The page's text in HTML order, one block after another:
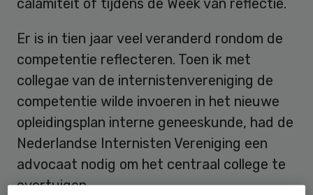
calamiteit of tijdens de Week van reflectie.
Er is in tien jaar veel veranderd rondom de
competentie reflecteren. Toen ik met
collegae van de internistenvereniging de
competentie wilde invoeren in het nieuwe
opleidingsplan interne geneeskunde, had de
Nederlandse Internisten Vereniging een
advocaat nodig om het centraal college te
overtuigen.